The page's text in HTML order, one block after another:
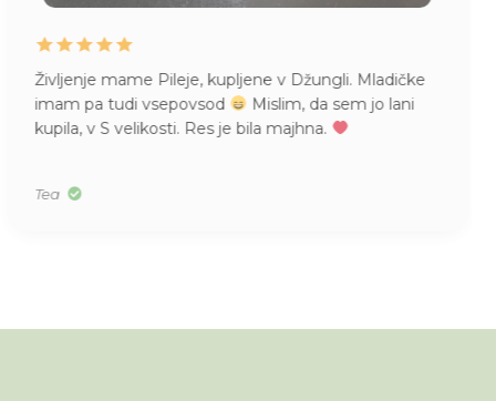
Življenje mame Pileje, kupljene v Džungli. Mladičke
imam pa tudi vsepovsod
Mislim, da sem jo lani
kupila, v S velikosti. Res je bila majhna.
Tea